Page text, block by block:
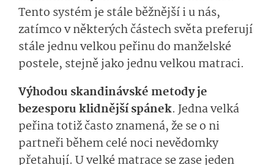
Tento systém je stále běžnější i u nás,
zatímco v některých částech světa preferují
stále jednu velkou peřinu do manželské
postele, stejně jako jednu velkou matraci.
Výhodou skandinávské metody je
bezesporu klidnější spánek. Jedna velká
peřina totiž často znamená, že se o ni
partneři během celé noci nevědomky
přetahují. U velké matrace se zase jeden